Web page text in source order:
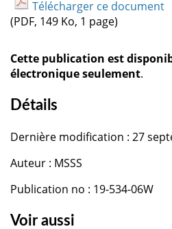
Télécharger ce document
(PDF, 149 Ko, 1 page)
Cette publication est
électronique seulement.
Détails
Dernière modification : 27
Auteur : MSSS
Publication no : 19-534-06W
Voir aussi